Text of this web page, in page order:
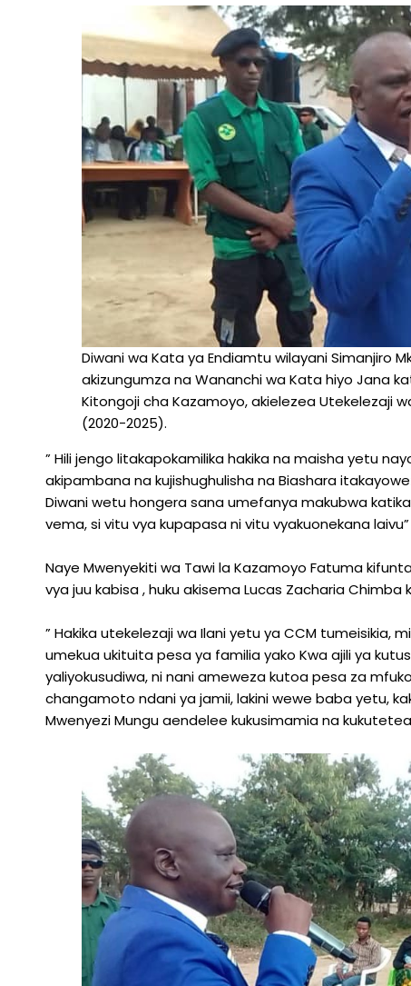
Diwani wa Kata ya Endiamtu wilayani Simanjiro
akizungumza na Wananchi wa Kata hiyo Jana
Kitongoji cha Kazamoyo, akielezea Utekelezaji
(2020-2025).
” Hili jengo litakapokamilika hakika na maisha yetu
akipambana na kujishughulisha na Biashara
Diwani wetu hongera sana umefanya makubwa
vema, si vitu vya kupapasa ni vitu vyakuonekana
Naye Mwenyekiti wa Tawi la Kazamoyo Fatuma
vya juu kabisa , huku akisema Lucas Zacharia Chimba
” Hakika utekelezaji wa Ilani yetu ya CCM tumeisikia,
umekua ukituita pesa ya familia yako Kwa ajili ya
yaliyokusudiwa, ni nani ameweza kutoa pesa za
changamoto ndani ya jamii, lakini wewe baba yetu,
Mwenyezi Mungu aendelee kukusimamia na